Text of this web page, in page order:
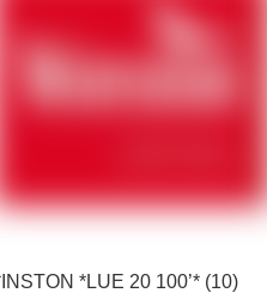
*LUE 20 100’* (10)